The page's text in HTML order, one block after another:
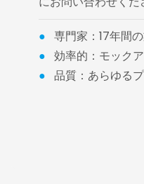
● 専門家：17年間の
● 効率的：モック
● 品質：あらゆる